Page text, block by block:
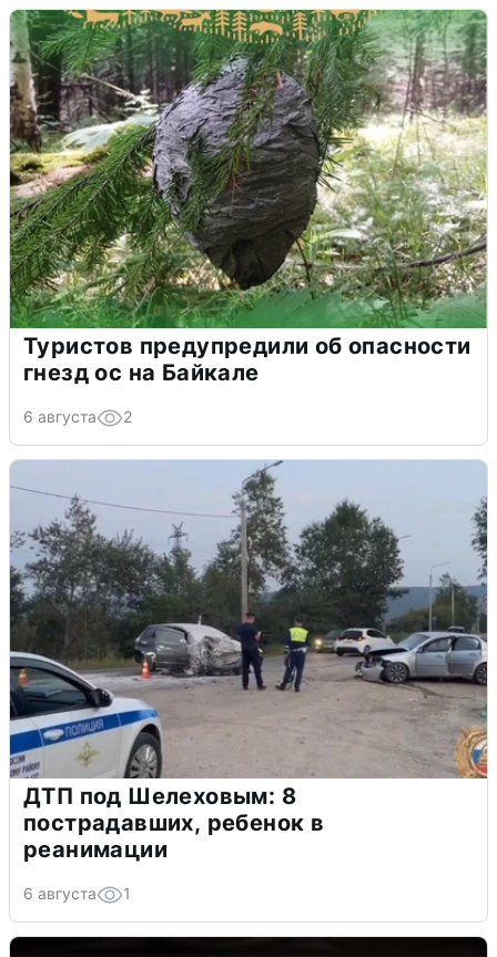
Туристов предупредили об опасности
гнезд ос на Байкале
6 августа 2
ДТП под Шелеховым: 8
пострадавших, ребенок в
реанимации
6 августа 1